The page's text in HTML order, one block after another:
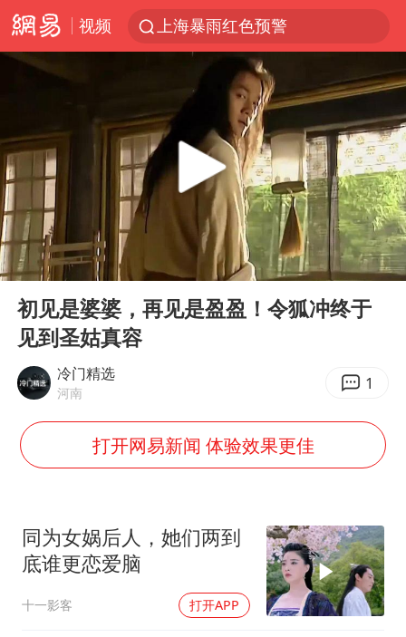
视频
上海暴雨红色预警
国足U17与阿森纳决赛取消 并列冠军
王艺迪2-4不敌张本美和止步4强
“白海豚”来了！第一批飞机已绑好
上海轨交全网络地面高架区段限速运行
上海有出现龙卷潜势
白海豚5次眼壁置换
王艺迪无缘横滨赛决赛
杭州部分地铁高架段临时停运
武契奇会见泽连斯基有何意图
上海大部迎大暴雨
“伊斯兰版北约”出现
构建更高水平的全民健身公共服务体系
Play
00:00 05:33
初见是婆婆，再见是盈盈！令狐冲终于
见到圣姑真容
冷门精选
河南 1
打开网易新闻 体验效果更佳
同为女娲后人，她们两到
底谁更恋爱脑
十一影客 打开APP